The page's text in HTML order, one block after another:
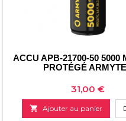
ACCU APB-21700-50 5000
PROTÉGÉ
Prix
31,00 €
 Ajouter au panier